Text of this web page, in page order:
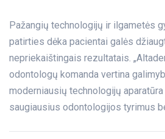
Pažangių technologijų ir ilgametės
patirties dėka pacientai galės
nepriekaištingais rezultatais.
odontologų komanda vertina
moderniausių technologijų
saugiausius odontologijos tyrimus